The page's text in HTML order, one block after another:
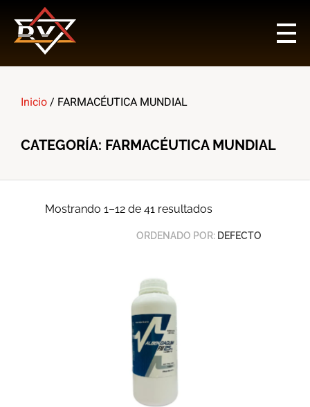
Multi Insumos DV
Inicio/ FARMACÉUTICA MUNDIAL
CATEGORÍA: FARMACÉUTICA MUNDIAL
Mostrando 1–12 de 41 resultados
ORDENADO POR: DEFECTO